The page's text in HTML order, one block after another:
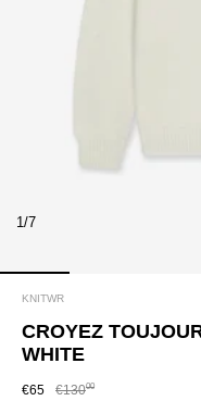
1/7
KNITWR
CROYEZ
WHITE
€65 €13000